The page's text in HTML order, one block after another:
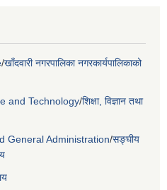
/खाँदवारी नगरपालिका नगरकार्यपालिकाको
and Technology/शिक्षा, विज्ञान तथा
General Administration/सङ्घीय